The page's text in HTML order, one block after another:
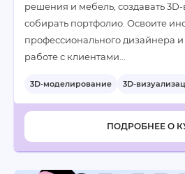
решения и мебель, создавать
собирать портфолио. Освоите
профессионального дизайнера и
работе с клиентами…
3D-моделирование 3D-
+4
ПОДРОБНЕЕ О